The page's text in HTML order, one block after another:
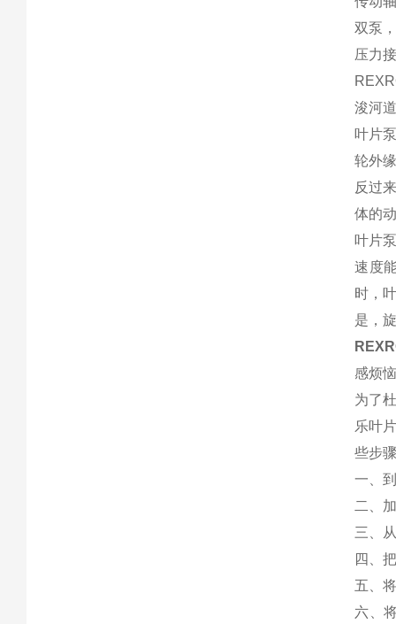
双泵
压力
浚河
叶片
轮外
反过
体的
叶片
速度
时，
是，
感烦
为了
乐叶
些步
一、
二、
三、
四、
五、
六、